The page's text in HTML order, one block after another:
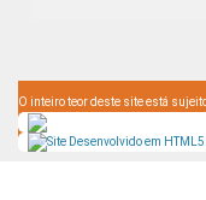
O inteiro teor deste site está